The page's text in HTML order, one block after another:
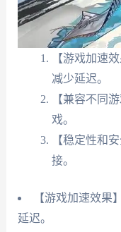
【游戏加速
减少延迟。
【兼容不同
戏。
【稳定性和
接。
【游戏加速效果
延迟。